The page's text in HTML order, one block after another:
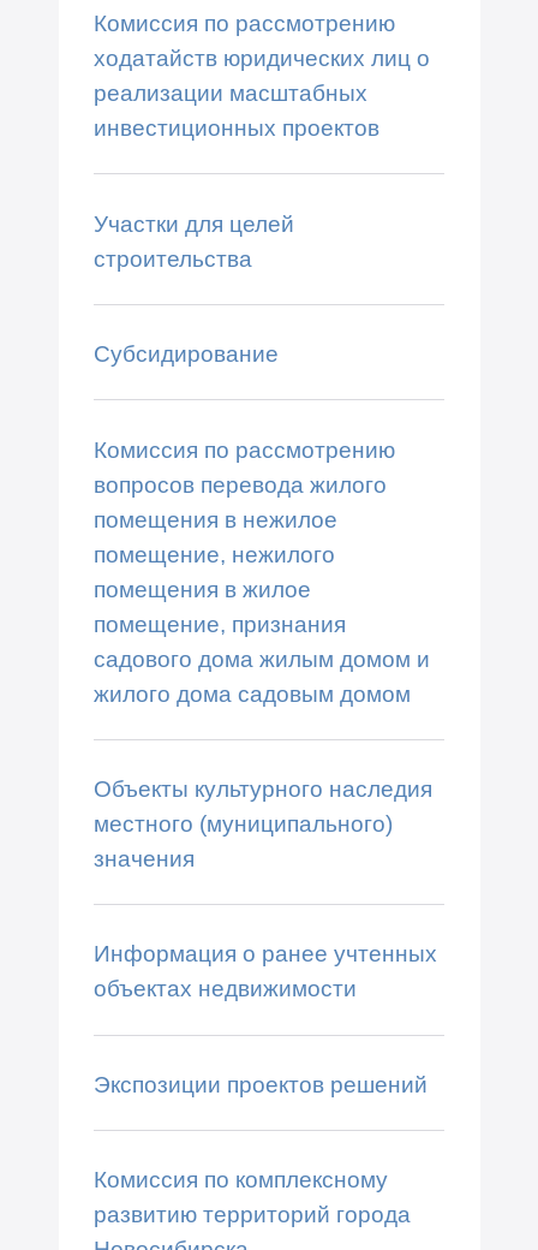
Комиссия по рассмотрению
ходатайств юридических лиц о
реализации масштабных
инвестиционных проектов
Участки для целей
строительства
Субсидирование
Комиссия по рассмотрению
вопросов перевода жилого
помещения в нежилое
помещение, нежилого
помещения в жилое
помещение, признания
садового дома жилым домом и
жилого дома садовым домом
Объекты культурного наследия
местного (муниципального)
значения
Информация о ранее учтенных
объектах недвижимости
Экспозиции проектов решений
Комиссия по комплексному
развитию территорий города